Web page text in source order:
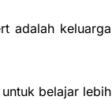
adalah keluarga
belajar lebih